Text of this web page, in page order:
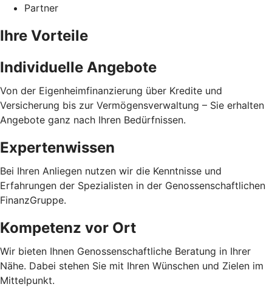
Partner
Ihre Vorteile
Individuelle Angebote
Von der Eigenheimfinanzierung über Kredite und
Versicherung bis zur Vermögensverwaltung – Sie erhalten
Angebote ganz nach Ihren Bedürfnissen.
Expertenwissen
Bei Ihren Anliegen nutzen wir die Kenntnisse und
Erfahrungen der Spezialisten in der Genossenschaftlichen
FinanzGruppe.
Kompetenz vor Ort
Wir bieten Ihnen Genossenschaftliche Beratung in Ihrer
Nähe. Dabei stehen Sie mit Ihren Wünschen und Zielen im
Mittelpunkt.